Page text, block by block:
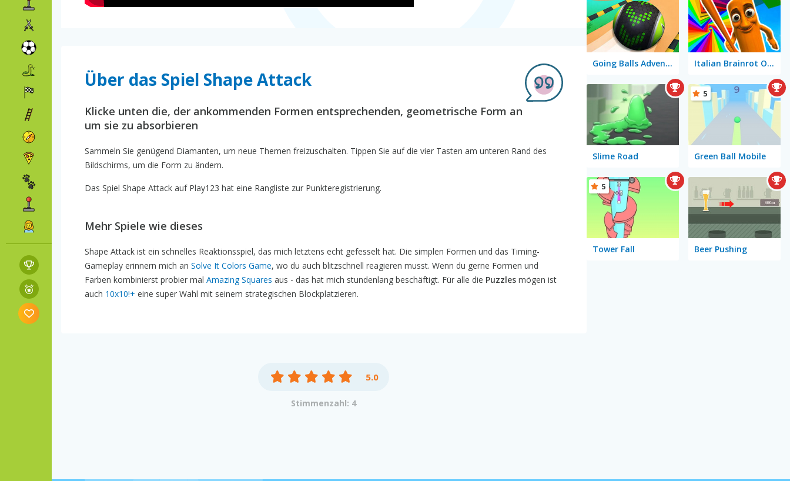
Über das Spiel Shape Attack
Klicke unten die, der ankommenden Formen entsprechenden, geometrische Form an
um sie zu absorbieren
Sammeln Sie genügend Diamanten, um neue Themen freizuschalten. Tippen Sie auf die vier Tasten am unteren Rand des
Bildschirms, um die Form zu ändern.
Das Spiel Shape Attack auf Play123 hat eine Rangliste zur Punkteregistrierung.
Mehr Spiele wie dieses
Shape Attack ist ein schnelles Reaktionsspiel, das mich letztens echt gefesselt hat. Die simplen Formen und das Timing-
Gameplay erinnern mich an Solve It Colors Game, wo du auch blitzschnell reagieren musst. Wenn du gerne Formen und
Farben kombinierst probier mal Amazing Squares aus - das hat mich stundenlang beschäftigt. Für alle die Puzzles mögen ist
auch 10x10!+ eine super Wahl mit seinem strategischen Blockplatzieren.
5.0
Stimmenzahl: 4
Going Balls Adventure 2 Italian Brainrot Obby Parkour
Slime Road Green Ball Mobile
5
Tower Fall
5
Beer Pushing